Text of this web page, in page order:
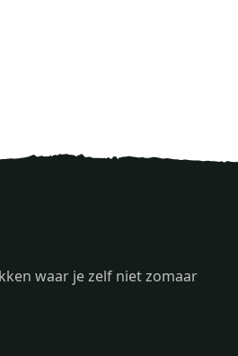
waar je zelf niet zomaar